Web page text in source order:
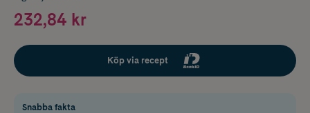
232,84 kr
Köp via recept
Snabba fakta